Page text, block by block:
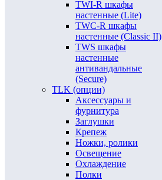
TWI-R шкафы
настенные (Lite)
TWC-R шкафы
настенные (Classic II)
TWS шкафы
настенные
антивандальные
(Secure)
TLK (опции)
Аксессуары и
фурнитура
Заглушки
Крепеж
Ножки, ролики
Освещение
Охлаждение
Полки